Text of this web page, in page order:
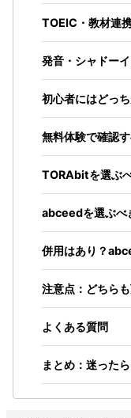
TOEIC・教材連
発音・シャドー
初心者にはどっ
無料体験で確認
TORAbitを選ぶ
abceedを選ぶべ
併用はあり？
注意点：どちら
よくある質問
まとめ：迷った